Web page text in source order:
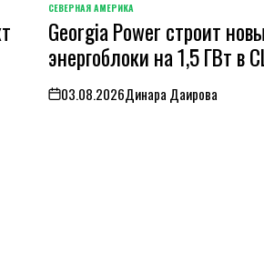
ОПУБЛИКОВАНО
В
СЕВЕРНАЯ АМЕРИКА
Georgia Power строит
энергоблоки на 1,5 ГВт в
on03.08.2026Динара Даирова